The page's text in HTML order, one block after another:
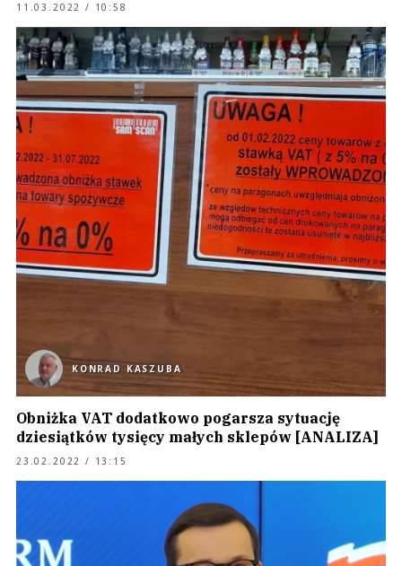
11.03.2022 / 10:58
KONRAD KASZUBA
Obniżka VAT dodatkowo pogarsza sytuację
dziesiątków tysięcy małych sklepów [ANALIZA]
23.02.2022 / 13:15